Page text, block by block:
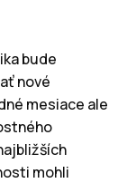
bude
nové
mesiace ale
mohli